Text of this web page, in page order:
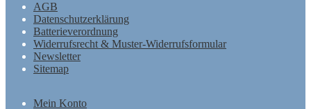
AGB
Datenschutzerklärung
Batterieverordnung
Widerrufsrecht & Muster-Widerrufsformular
Newsletter
Sitemap
Mein Konto